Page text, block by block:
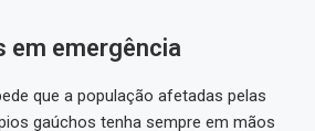
em emergência
que a população afetadas pelas
gaúchos tenha sempre em mãos